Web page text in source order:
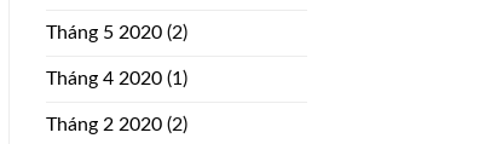
Tháng 5 2020(2)
Tháng 4 2020(1)
Tháng 2 2020(2)